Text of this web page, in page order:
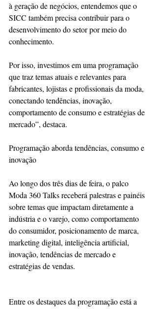
à geração de negócios, entendemos que o
SICC também precisa contribuir para o
desenvolvimento do setor por meio do
conhecimento.
Por isso, investimos em uma programação
que traz temas atuais e relevantes para
fabricantes, lojistas e profissionais da moda,
conectando tendências, inovação,
comportamento de consumo e estratégias de
mercado”, destaca.
Programação aborda tendências, consumo e
inovação
Ao longo dos três dias de feira, o palco
Moda 360 Talks receberá palestras e painéis
sobre temas que impactam diretamente a
indústria e o varejo, como comportamento
do consumidor, posicionamento de marca,
marketing digital, inteligência artificial,
inovação, tendências de mercado e
estratégias de vendas.
Entre os destaques da programação está a